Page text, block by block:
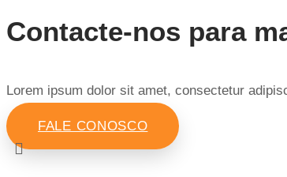
Contacte-nos para
Lorem ipsum dolor sit amet, consectetur
FALE CONOSCO